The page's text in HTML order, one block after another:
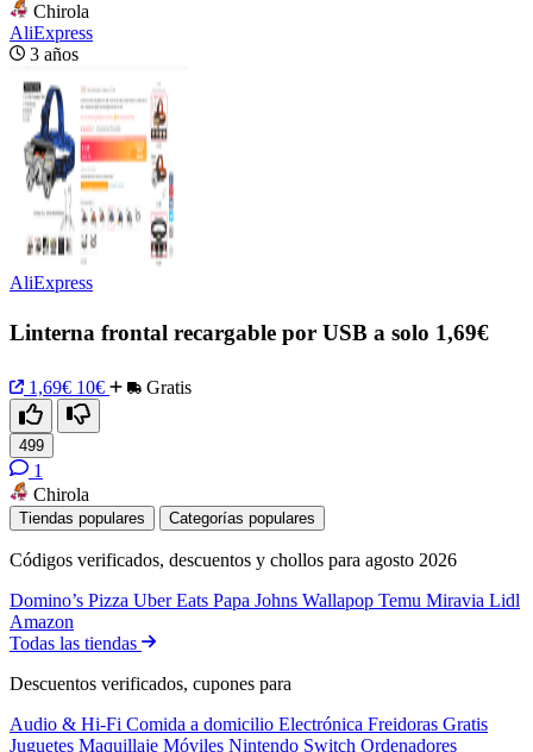
Chirola
AliExpress
3 años
AliExpress
Linterna frontal recargable por USB a solo 1,69€
1,69€ 10€ Gratis
499
1
Chirola
Tiendas populares Categorías populares
Códigos verificados, descuentos y chollos para agosto 2026
Domino’s Pizza Uber Eats Papa Johns Wallapop Temu Miravia Lidl
Amazon
Todas las tiendas
Descuentos verificados, cupones para
Audio & Hi-Fi Comida a domicilio Electrónica Freidoras Gratis
Juguetes Maquillaje Móviles Nintendo Switch Ordenadores